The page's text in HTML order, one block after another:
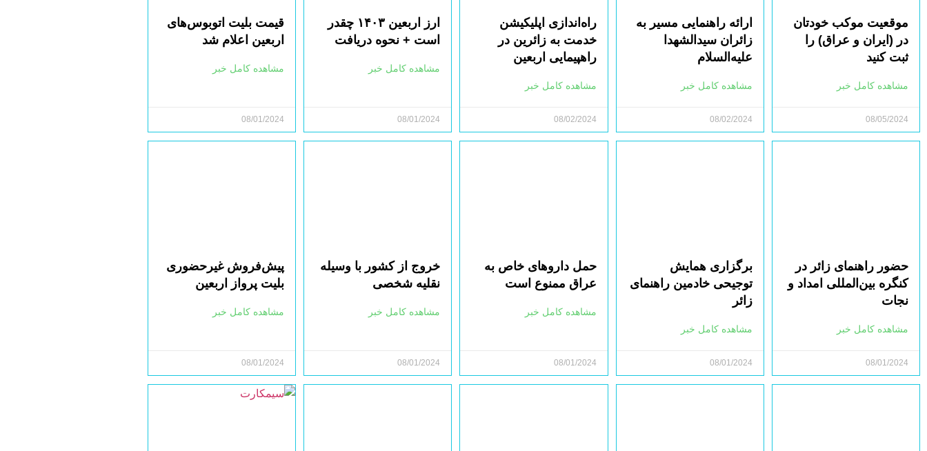
موقعیت موکب خودتان
در (ایران و عراق) را
ثبت کنید
مشاهده کامل خبر
08/05/2024
ارائه راهنمایی مسیر به
زائران سیدالشهدا
علیه‌السلام
مشاهده کامل خبر
08/02/2024
راه‌اندازی اپلیکیشن
خدمت به زائرین در
راهپیمایی اربعین
مشاهده کامل خبر
08/02/2024
ارز اربعین ۱۴۰۳ چقدر
است + نحوه دریافت
مشاهده کامل خبر
08/01/2024
قیمت بلیت اتوبوس‌های
اربعین اعلام شد
مشاهده کامل خبر
08/01/2024
حضور راهنمای زائر در
کنگره بین‌المللی امداد و
نجات
مشاهده کامل خبر
08/01/2024
برگزاری همایش
توجیحی خادمین راهنمای
زائر
مشاهده کامل خبر
08/01/2024
حمل داروهای خاص به
عراق ممنوع است
مشاهده کامل خبر
08/01/2024
خروج از کشور با وسیله
نقلیه شخصی
مشاهده کامل خبر
08/01/2024
پیش‌فروش غیرحضوری
بلیت پرواز اربعین
مشاهده کامل خبر
08/01/2024